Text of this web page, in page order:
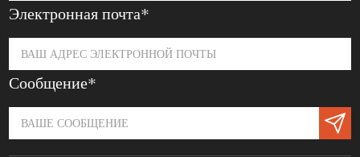
Электронная почта*
Сообщение*